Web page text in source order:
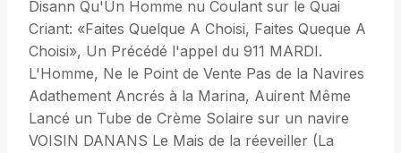
Disann Qu'Un Homme nu Coulant sur le Quai
Criant: «Faites Quelque A Choisi, Faites Queque A
Choisi», Un Précédé l'appel du 911 MARDI.
L'Homme, Ne le Point de Vente Pas de la Navires
Adathement Ancrés à la Marina, Auirent Même
Lancé un Tube de Crème Solaire sur un navire
VOISIN DANANS Le Mais de la réeveiller (La